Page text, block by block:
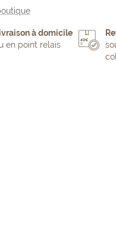
à domicile
en point relais